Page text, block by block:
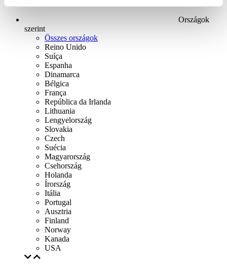
Országok
szerint
Összes országok
Reino Unido
Suíça
Espanha
Dinamarca
Bélgica
França
República da Irlanda
Lithuania
Lengyelország
Slovakia
Czech
Suécia
Magyarország
Csehország
Holanda
Írország
Itália
Portugal
Ausztria
Finland
Norway
Kanada
USA